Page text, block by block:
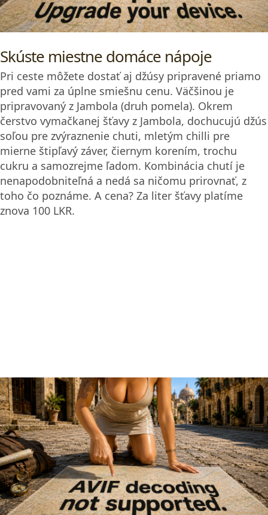
Skúste miestne domáce nápoje
Pri ceste môžete dostať aj džúsy pripravené priamo
pred vami za úplne smiešnu cenu. Väčšinou je
pripravovaný z Jambola (druh pomela). Okrem
čerstvo vymačkanej šťavy z Jambola, dochucujú džús
soľou pre zvýraznenie chuti, mletým chilli pre
mierne štipľavý záver, čiernym korením, trochu
cukru a samozrejme ľadom. Kombinácia chutí je
nenapodobniteľná a nedá sa ničomu prirovnať, z
toho čo poznáme. A cena? Za liter šťavy platíme
znova 100 LKR.